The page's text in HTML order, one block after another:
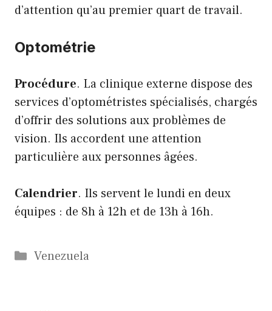
d’attention qu’au premier quart de travail.
Optométrie
Procédure. La clinique externe dispose des
services d’optométristes spécialisés, chargés
d’offrir des solutions aux problèmes de
vision. Ils accordent une attention
particulière aux personnes âgées.
Calendrier. Ils servent le lundi en deux
équipes : de 8h à 12h et de 13h à 16h.
Catégories
Venezuela